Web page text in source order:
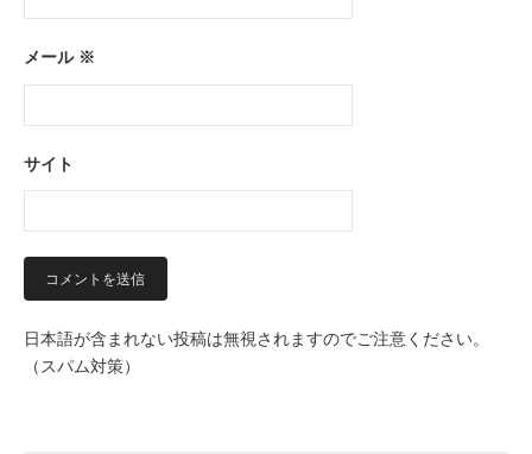
メール ※
サイト
日本語が含まれない投稿は無視されますのでご注意ください。
（スパム対策）